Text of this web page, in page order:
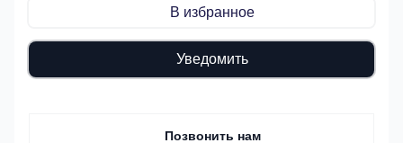
В избранное
Уведомить
Позвонить нам